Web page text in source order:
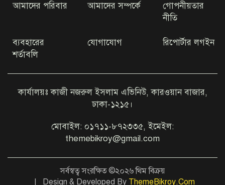
কম খরচে ভিসা দিচ্ছে যেসব দেশ
খুললেন অভিনেত্রী জেবিন
এবার ইউটিউবে যা দেখাবেন জয়া
টাঙ্গাইলে ট্রাক-পিকআপ সংঘর্ষে ২
জনের প্রাণ গেল
আমাদের পরিবার আমাদের সম্পর্কে
গোপনীয়তার
নীতি
ব্যবহারের
শর্তাবলি
যোগাযোগ রিপোর্টার লগইন
কার্যালয়ঃ কাজী নজরুল ইসলাম এভিনিউ, কারওয়ান বাজার,
ঢাকা-১২১৫।
মোবাইল: ০১৭১১-৮৭২৩৩৫, ইমেইল:
themebikroy@gmail.com
সর্বস্বত্ব সংরক্ষিত ©২০২৬ থিম বিক্রয়
| Design & Developed By ThemeBikroy.Com